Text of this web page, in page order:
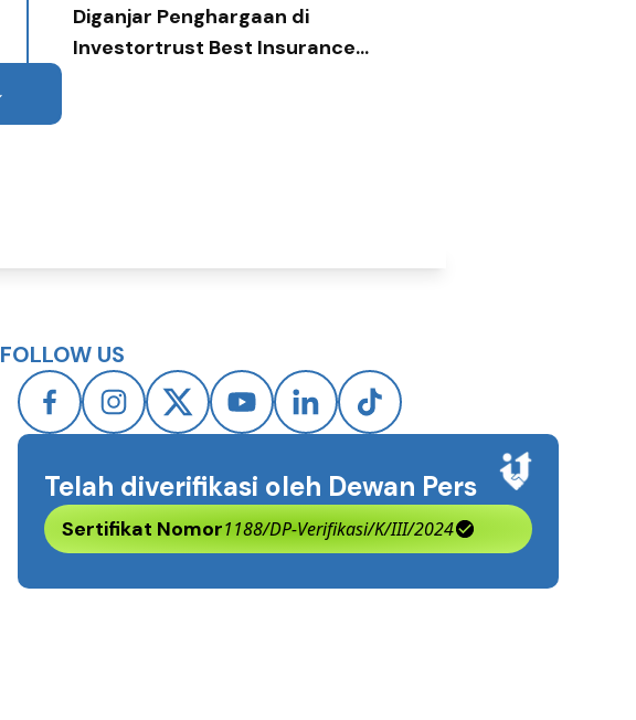
Diganjar Penghargaan di
Investortrust Best Insurance
FOLLOW US
Telah diverifikasi oleh Dewan Pers
Sertifikat Nomor1188/DP-Verifikasi/K/III/2024